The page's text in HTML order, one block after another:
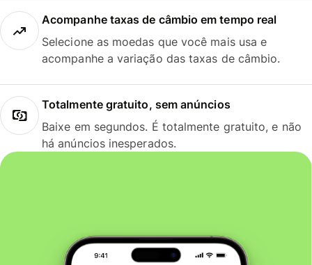
Acompanhe taxas de câmbio em tempo real
Selecione as moedas que você mais usa e
acompanhe a variação das taxas de câmbio.
Totalmente gratuito, sem anúncios
Baixe em segundos. É totalmente gratuito, e não
há anúncios inesperados.